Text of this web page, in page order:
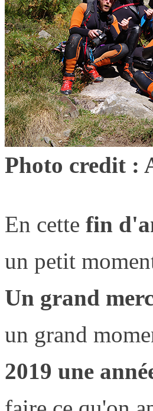
Photo credit :
En cette fin
un petit
Un grand
un grand
2019 une